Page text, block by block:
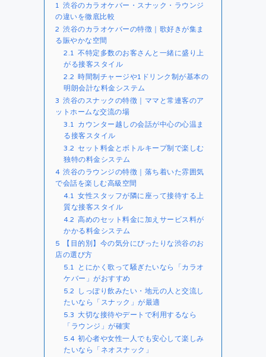
1 渋谷のカラオケバー・スナック・ラウンジ
の違いを徹底比較
2 渋谷のカラオケバーの特徴｜歌好きが集ま
る賑やかな空間
2.1 不特定多数のお客さんと一緒に盛り上
がる接客スタイル
2.2 時間制チャージや1ドリンク制が基本の
明朗会計な料金システム
3 渋谷のスナックの特徴｜ママと常連客のア
ットホームな交流の場
3.1 カウンター越しの会話が中心の心温ま
る接客スタイル
3.2 セット料金とボトルキープ制で楽しむ
独特の料金システム
4 渋谷のラウンジの特徴｜落ち着いた雰囲気
で会話を楽しむ高級空間
4.1 女性スタッフが隣に座って接待する上
質な接客スタイル
4.2 高めのセット料金に加えサービス料が
かかる料金システム
5
【目的別】今の気分にぴったりな渋谷のお
店の選び方
5.1 とにかく歌って騒ぎたいなら「カラオ
ケバー」がおすすめ
5.2 しっぽり飲みたい・地元の人と交流し
たいなら「スナック」が最適
5.3 大切な接待やデートで利用するなら
「ラウンジ」が確実
5.4 初心者や女性一人でも安心して楽しみ
たいなら「ネオスナック」